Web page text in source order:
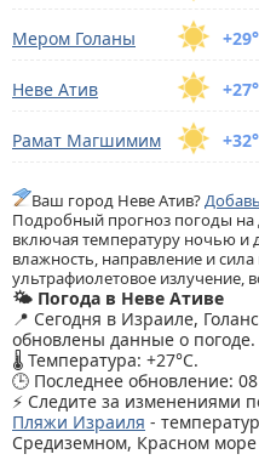
+29°
Мером Голаны
+27°
Неве Атив
+32°
Рамат Магшимим
Ваш город Неве Атив?
Подробный прогноз погоды на
включая температуру ночью и
влажность, направление и
ультрафиолетовое излучение,
🌤️ Погода в Неве Ативе
📍 Сегодня в Израиле,
обновлены данные о погоде.
🌡️ Температура: +27°C.
🕒 Последнее обновление:
⚡ Следите за изменениями
Пляжи Израиля -
Средиземном, Красном